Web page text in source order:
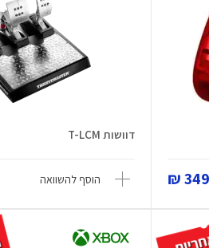
349
דוושות T-LCM
הוסף להשוואה